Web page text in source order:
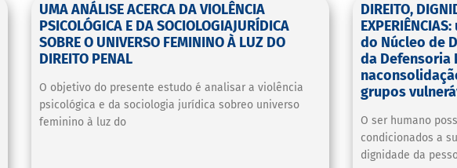
UMA ANÁLISE ACERCA DA VIOLÊNCIA
PSICOLÓGICA E DA SOCIOLOGIAJURÍDICA
SOBRE O UNIVERSO FEMININO À LUZ DO
DIREITO PENAL
O objetivo do presente estudo é analisar a violência
psicológica e da sociologia jurídica sobreo universo
feminino à luz do
DIREITO,
do Núcleo de
da Defensoria
grupos
O ser humano
condicionados a
dignidade da